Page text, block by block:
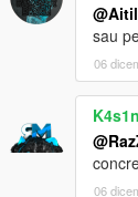
sau
06
06